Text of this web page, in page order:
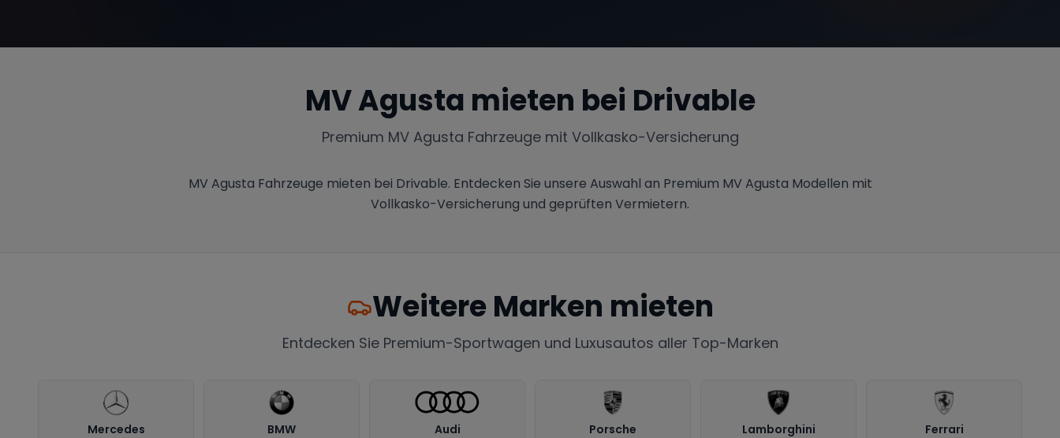
MV Agusta mieten bei Drivable
Premium MV Agusta Fahrzeuge mit Vollkasko-Versicherung
MV Agusta Fahrzeuge mieten bei Drivable. Entdecken Sie unsere Auswahl an Premium MV Agusta Modellen mit
Vollkasko-Versicherung und geprüften Vermietern.
Weitere Marken mieten
Entdecken Sie Premium-Sportwagen und Luxusautos aller Top-Marken
Mercedes BMW Audi Porsche Lamborghini Ferrari